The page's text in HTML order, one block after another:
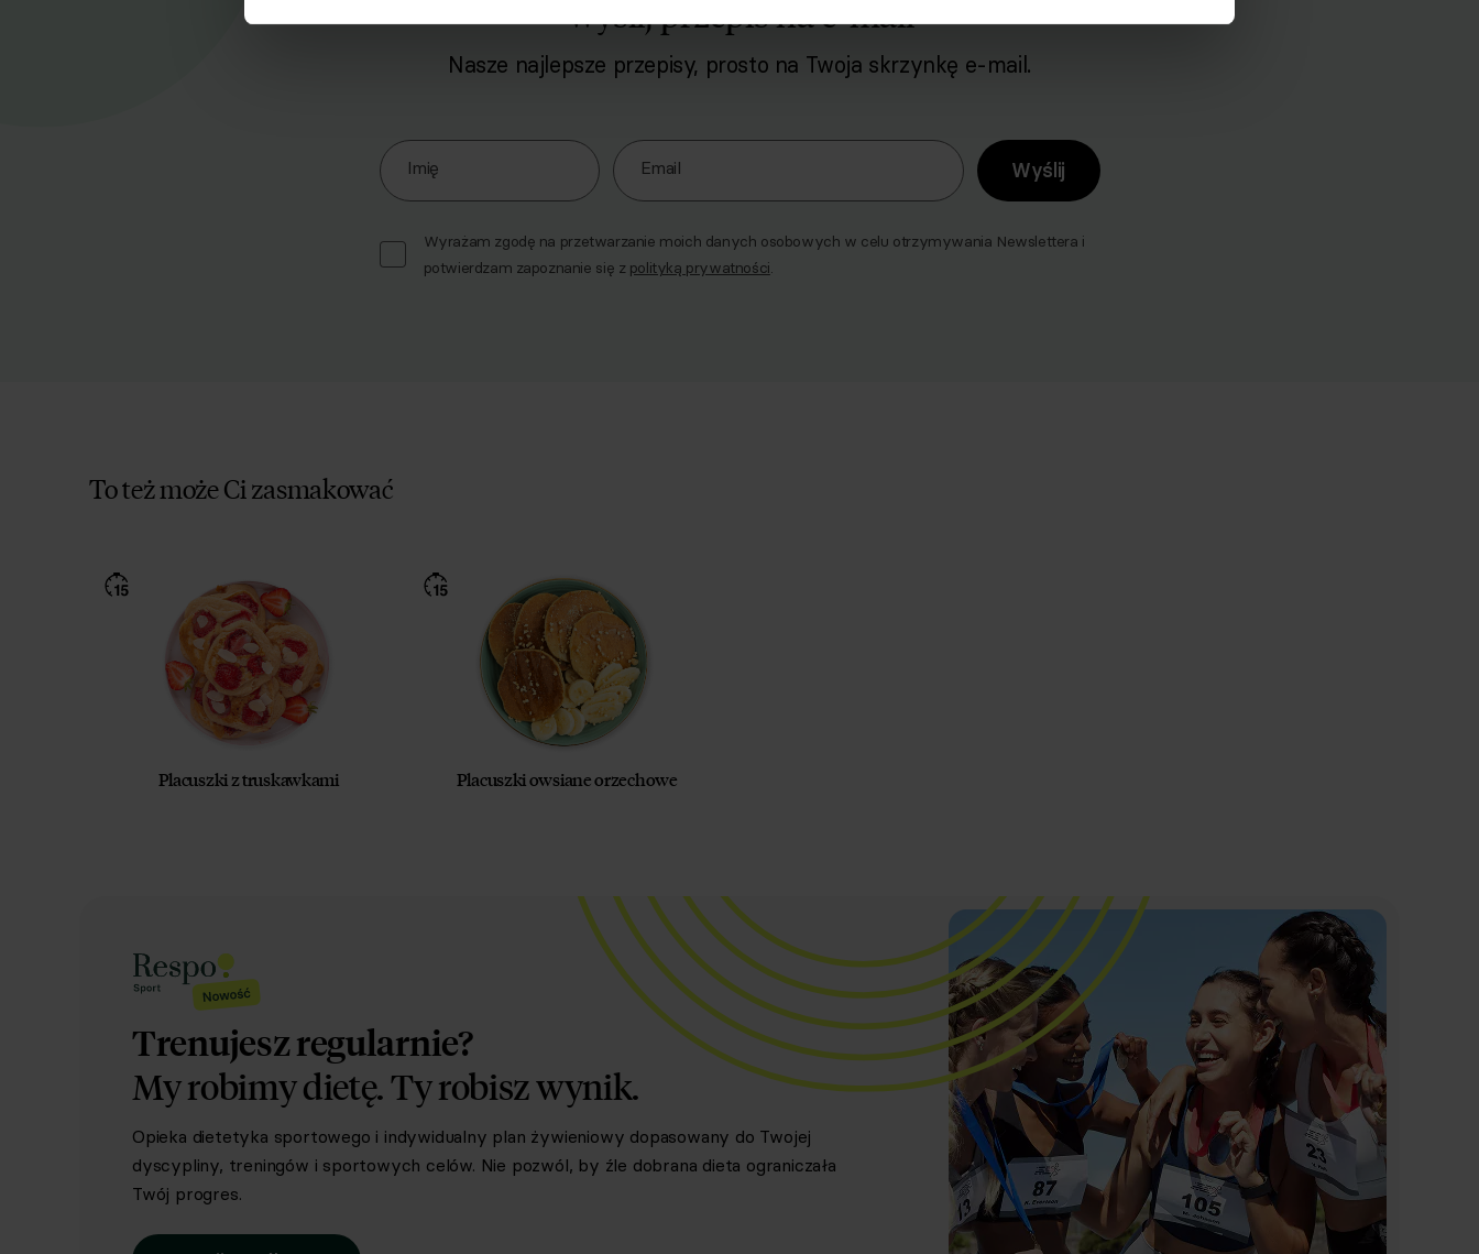
Wyślij przepis na e-mail
Nasze najlepsze przepisy, prosto na Twoja skrzynkę e-mail.
Zapisz się do naszego Newslettera
Imię Email Wyślij
Wyrażam zgodę na przetwarzanie moich danych osobowych w celu otrzymywania Newslettera i
potwierdzam zapoznanie się z polityką prywatności.
To też może Ci zasmakować
Placuszki z truskawkami Placuszki owsiane orzechowe
Trenujesz regularnie?
My robimy dietę.Ty robisz wynik.
Opieka dietetyka sportowego i indywidualny plan żywieniowy dopasowany do Twojej
dyscypliny, treningów i sportowych celów. Nie pozwól, by źle dobrana dieta ograniczała
Twój progres.